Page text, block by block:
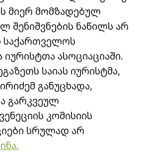
მიერ მომზადებულ
შენიშვნების ნაწილს არ
საქართველოს
ასოციაციაში.
საიას იურისტმა,
განუცხადა,
გარკვეულ
კომისიის
სრულად არ